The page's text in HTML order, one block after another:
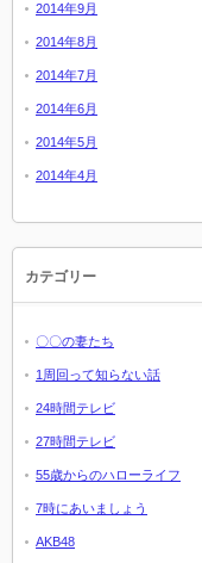
2014年9月
2014年8月
2014年7月
2014年6月
2014年5月
2014年4月
カテゴリー
〇〇の妻たち
1周回って知らない話
24時間テレビ
27時間テレビ
55歳からのハローライフ
7時にあいましょう
AKB48